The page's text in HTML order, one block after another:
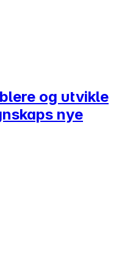
og utvikle
nye